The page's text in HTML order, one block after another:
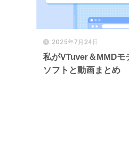
2025年7月24日
私がVTuver＆MMDモ
ソフトと動画まとめ